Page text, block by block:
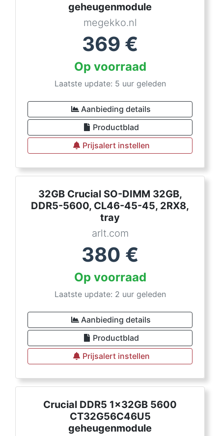
geheugenmodule
megekko.nl
369 €
Op voorraad
Laatste update: 5 uur geleden
Aanbieding details
Productblad
Prijsalert instellen
32GB Crucial SO-DIMM 32GB,
DDR5-5600, CL46-45-45, 2RX8,
tray
arlt.com
380 €
Op voorraad
Laatste update: 2 uur geleden
Aanbieding details
Productblad
Prijsalert instellen
Crucial DDR5 1x32GB 5600
CT32G56C46U5
geheugenmodule